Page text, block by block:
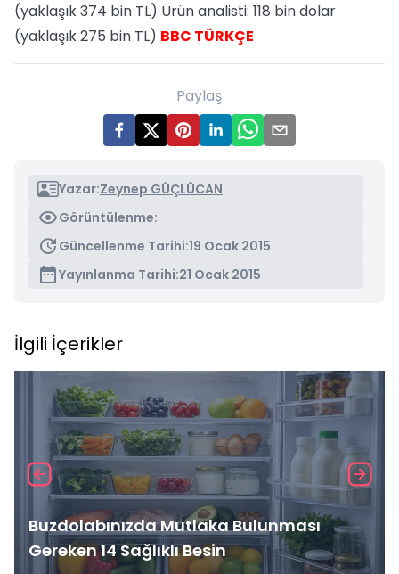
(yaklaşık 374 bin TL) Ürün analisti: 118 bin dolar
(yaklaşık 275 bin TL) BBC TÜRKÇE
Paylaş
Yazar:Zeynep GÜÇLÜCAN
Görüntülenme:
Güncellenme Tarihi:19 Ocak 2015
Yayınlanma Tarihi:21 Ocak 2015
İlgili İçerikler
Buzdolabınızda Mutlaka Bulunması
Gereken 14 Sağlıklı Besin